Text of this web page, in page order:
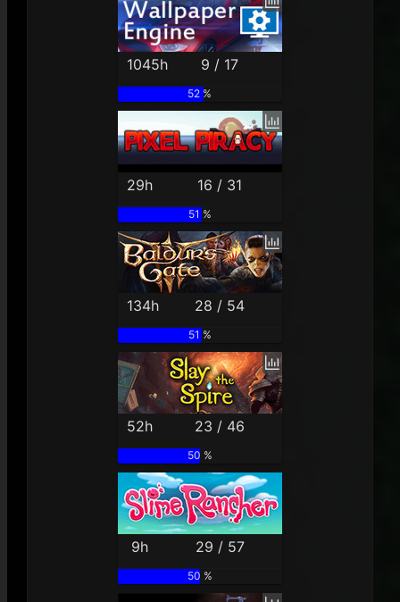
1045h 9 / 17
52 %
29h 16 / 31
51 %
134h 28 / 54
51 %
52h 23 / 46
50 %
9h 29 / 57
50 %